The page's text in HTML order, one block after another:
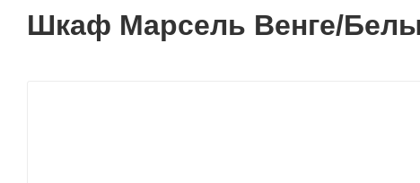
Шкаф Марсель Венге/